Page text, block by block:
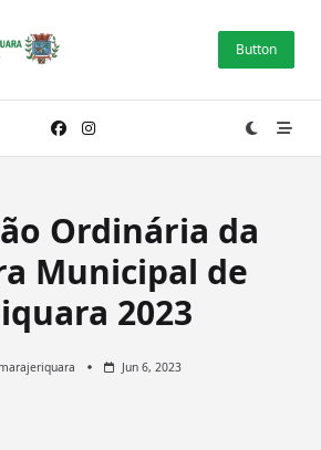
Button
Ordinária da
Municipal de
2023
Jun 6, 2023